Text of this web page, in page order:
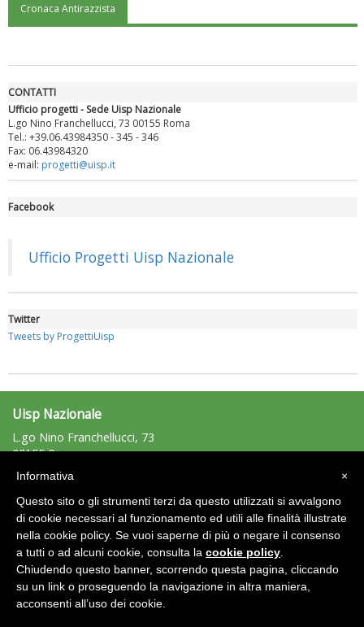
"Superare gli ostacoli": la relazione di Tiziano Pesce al CN Uisp
rivoluzioni"
Tiziano Pesce a Radio InBlu2000 traccia il bilancio della stagione
Cronaca Antirazzista
CONTATTI
Ufficio progetti - Sede Uisp Nazionale
L.go Nino Franchellucci, 73 00155 Roma
Tel.: +39.06.43984350 - 345 - 346
Fax: 06.43984320
e-mail: progetti@uisp.it
Facebook
Ufficio Progetti Uisp Nazionale
Twitter
Tweets by ProgettiUisp
Uisp Nazionale
L.go Nino Franchellucci, 73
00155 Roma
Tel: 06.439841 - Fax: 06.43984320
C.F.: 97029170582
Area Riservata 2.0
×
Informativa
Questo sito o gli strumenti terzi da questo utilizzati si avvalgono
di cookie necessari al funzionamento ed utili alle finalità illustrate
nella cookie policy. Se vuoi saperne di più o negare il consenso
a tutti o ad alcuni cookie, consulta la cookie policy
Chiudendo questo banner, scorrendo questa pagina, cliccando
su un link o proseguendo la navigazione in altra maniera,
acconsenti all’uso dei cookie.